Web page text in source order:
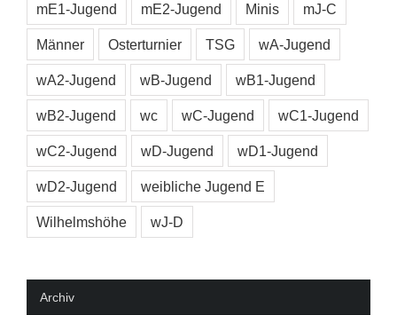
mE1-Jugend mE2-Jugend Minis mJ-C
Männer Osterturnier TSG wA-Jugend
wA2-Jugend wB-Jugend wB1-Jugend
wB2-Jugend wc wC-Jugend wC1-Jugend
wC2-Jugend wD-Jugend wD1-Jugend
wD2-Jugend weibliche Jugend E
Wilhelmshöhe wJ-D
Archiv